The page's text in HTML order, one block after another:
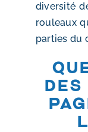
diversité
rouleaux
parties du